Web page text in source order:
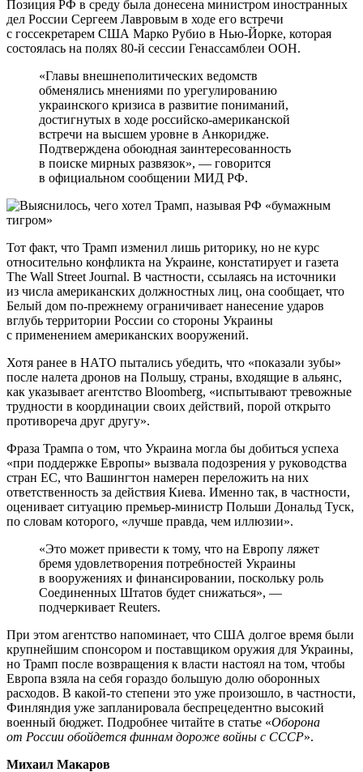
Позиция РФ в среду была донесена министром иностранных
дел России Сергеем Лавровым в ходе его встречи
с госсекретарем США Марко Рубио в Нью-Йорке, которая
состоялась на полях 80-й сессии Генассамблеи ООН.
«Главы внешнеполитических ведомств
обменялись мнениями по урегулированию
украинского кризиса в развитие пониманий,
достигнутых в ходе российско-американской
встречи на высшем уровне в Анкоридже.
Подтверждена обоюдная заинтересованность
в поиске мирных развязок», — говорится
в официальном сообщении МИД РФ.
Тот факт, что Трамп изменил лишь риторику, но не курс
относительно конфликта на Украине, констатирует и газета
The Wall Street Journal. В частности, ссылаясь на источники
из числа американских должностных лиц, она сообщает, что
Белый дом по-прежнему ограничивает нанесение ударов
вглубь территории России со стороны Украины
с применением американских вооружений.
Хотя ранее в НАТО пытались убедить, что «показали зубы»
после налета дронов на Польшу, страны, входящие в альянс,
как указывает агентство Bloomberg, «испытывают тревожные
трудности в координации своих действий, порой открыто
противореча друг другу».
Фраза Трампа о том, что Украина могла бы добиться успеха
«при поддержке Европы» вызвала подозрения у руководства
стран ЕС, что Вашингтон намерен переложить на них
ответственность за действия Киева. Именно так, в частности,
оценивает ситуацию премьер-министр Польши Дональд Туск,
по словам которого, «лучше правда, чем иллюзии».
«Это может привести к тому, что на Европу ляжет
бремя удовлетворения потребностей Украины
в вооружениях и финансировании, поскольку роль
Соединенных Штатов будет снижаться», —
подчеркивает Reuters.
При этом агентство напоминает, что США долгое время были
крупнейшим спонсором и поставщиком оружия для Украины,
но Трамп после возвращения к власти настоял на том, чтобы
Европа взяла на себя гораздо большую долю оборонных
расходов. В какой-то степени это уже произошло, в частности,
Финляндия уже запланировала беспрецедентно высокий
военный бюджет. Подробнее читайте в статье «Оборона
от России обойдется финнам дороже войны с СССР».
Михаил Макаров